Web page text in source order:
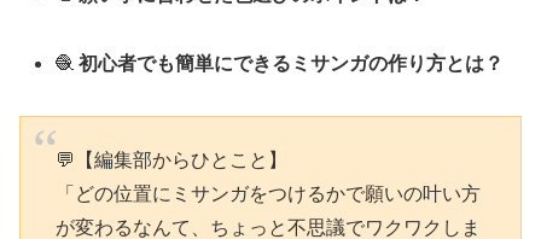
🧶初心者でも簡単にできるミサンガの作り方とは？
💬【編集部からひとこと】
「どの位置にミサンガをつけるかで願いの叶い方
が変わるなんて、ちょっと不思議でワクワクしま